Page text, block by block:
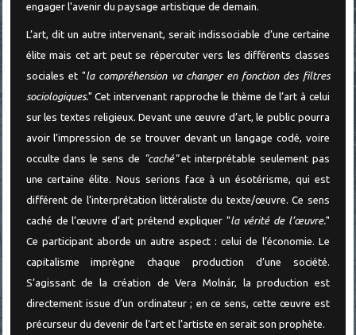
engager l'avenir du paysage artistique de demain.
L’art, dit un autre intervenant, serait indissociable d’une certaine
élite mais cet art peut se répercuter vers les différents classes
sociales et "la compréhension va changer en fonction des filtres
sociologiques." Cet intervenant rapproche le thème de l’art à celui
sur les textes religieux. Devant une œuvre d’art, le public pourra
avoir l’impression de se trouver devant un langage codé, voire
occulte dans le sens de "caché"et interprétable seulement pas
une certaine élite. Nous serions face à un ésotérisme, qui est
différent de l’interprétation littéraliste du texte/œuvre. Ce sens
caché de l’œuvre d’art prétend expliquer "la vérité de l’œuvre."
Ce participant aborde un autre aspect : celui de l’économie. Le
capitalisme imprègne chaque production d’une société.
S’agissant de la création de Vera Molnár, la production est
directement issue d’un ordinateur ; en ce sens, cette œuvre est
précurseur du devenir de l’art et l’artiste en serait son prophète.